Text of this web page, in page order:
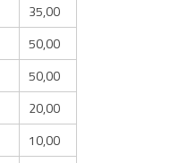
35,00
50,00
50,00
20,00
10,00